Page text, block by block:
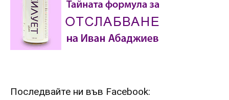
Последвайте ни във Facebook: